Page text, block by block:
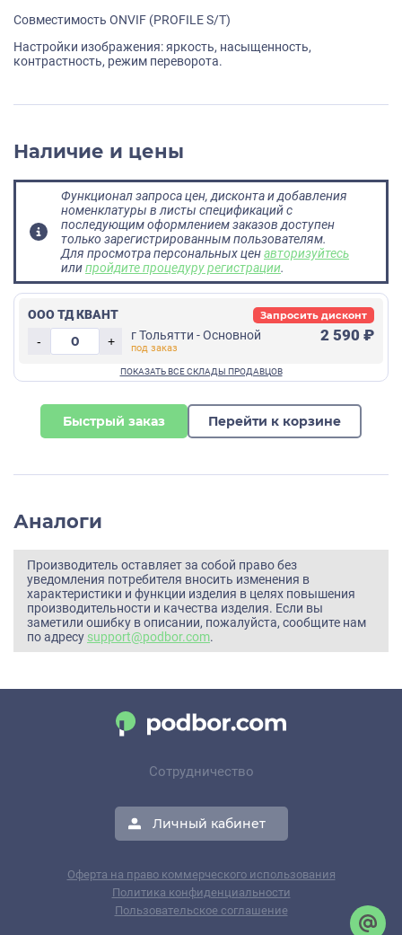
Совместимость ONVIF (PROFILE S/T)
Настройки изображения: яркость, насыщенность,
контрастность, режим переворота.
Наличие и цены
Функционал запроса цен, дисконта и добавления
номенклатуры в листы спецификаций с
последующим оформлением заказов доступен
только зарегистрированным пользователям.
Для просмотра персональных ценавторизуйтесь
илипройдите процедуру регистрации.
ООО ТД КВАНТ
-
+ г Тольятти - Основной 2 590 ₽
Запросить дисконт
Быстрый заказ Перейти к корзине
Аналоги
Производитель оставляет за собой право без
уведомления потребителя вносить изменения в
характеристики и функции изделия в целях повышения
производительности и качества изделия. Если вы
заметили ошибку в описании, пожалуйста, сообщите нам
по адресу support@podbor.com.
Сотрудничество
Личный кабинет
Оферта на право коммерческого использования
Политика конфиденциальности
Пользовательское соглашение